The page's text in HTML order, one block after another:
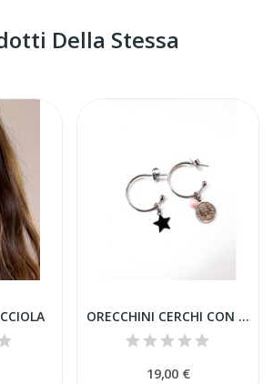
Della Stessa
ORECCHINI CERCHI CON MONETINA E CHARM
19,00 €